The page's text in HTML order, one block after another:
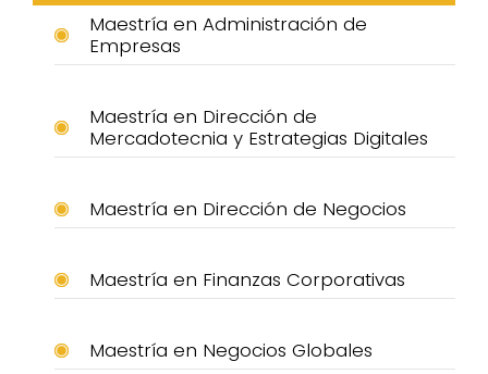
Maestría en Administración de
Empresas
Maestría en Dirección de
Mercadotecnia y Estrategias Digitales
Maestría en Dirección de Negocios
Maestría en Finanzas Corporativas
Maestría en Negocios Globales